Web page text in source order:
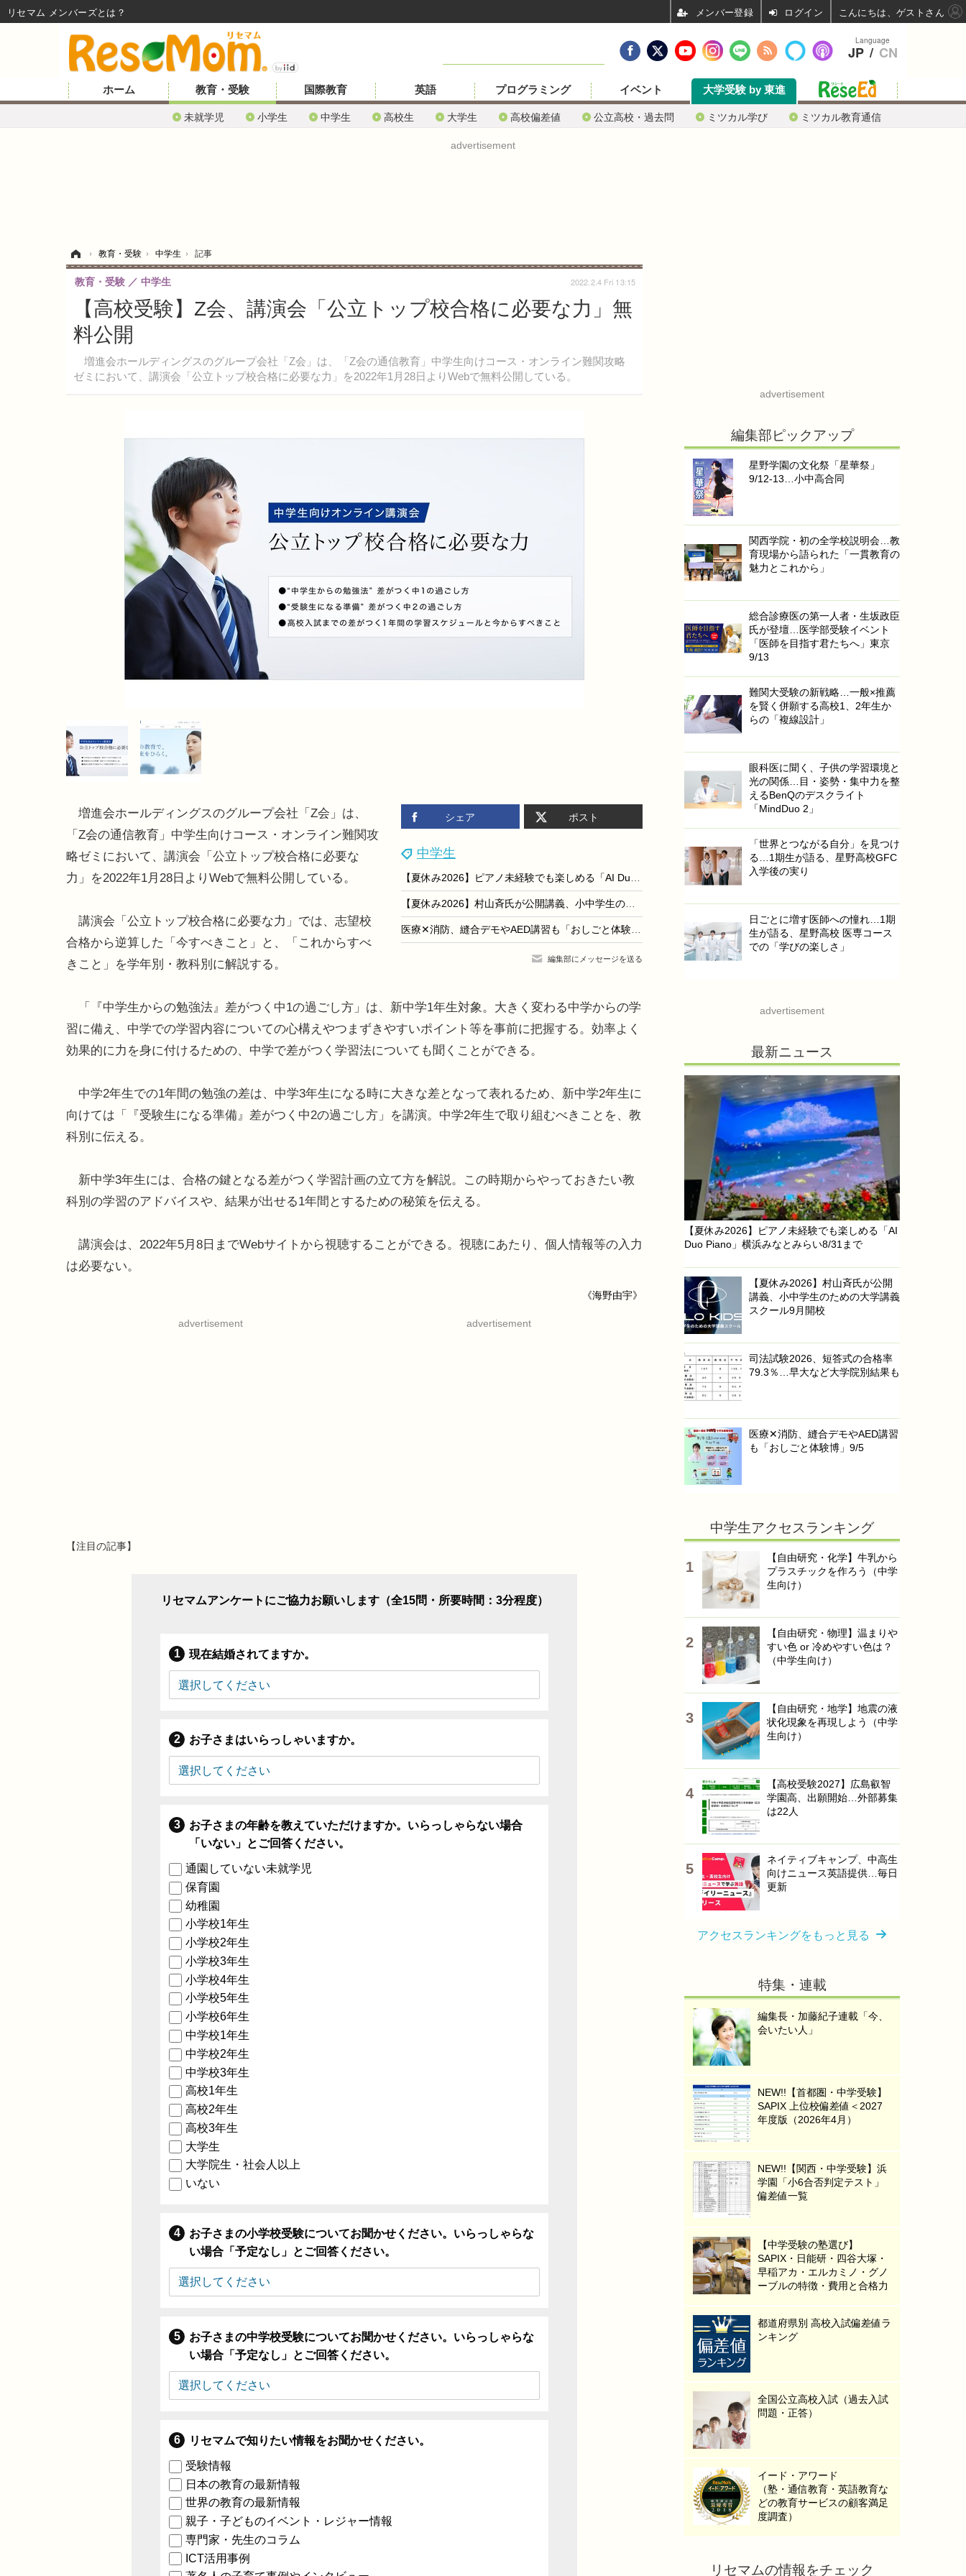
ホーム 教育・受験
未就学児 小学生 中学生 高校生 大学生 高校偏差値 公立高校・過去問 ミツカル学び ミツカル教育通信
国際教育 英語 プログラミング イベント 大学受験 by 東進
advertisement
› 教育・受験 › 中学生 › 記事
【高校受験】Z会、講演会「公立トップ校合格に必要な力」無
料公開
増進会ホールディングスのグループ会社「Z会」は、「Z会の通信教育」中学生向けコース・オンライン難関攻略
ゼミにおいて、講演会「公立トップ校合格に必要な力」を2022年1月28日よりWebで無料公開している。
教育・受験 中学生 2022.2.4 Fri 13:15
シェア ポスト
中学生
【夏休み2026】ピアノ未経験でも楽しめる「AI Duo Piano」横浜みなとみらい8/31まで
【夏休み2026】村山斉氏が公開講義、小中学生のための大学講義スクール9月開校
医療✕消防、縫合デモやAED講習も「おしごと体験博」9/5
編集部にメッセージを送る
増進会ホールディングスのグループ会社「Z会」は、
「Z会の通信教育」中学生向けコース・オンライン難関攻
略ゼミにおいて、講演会「公立トップ校合格に必要な
力」を2022年1月28日よりWebで無料公開している。
講演会「公立トップ校合格に必要な力」では、志望校
合格から逆算した「今すべきこと」と、「これからすべ
きこと」を学年別・教科別に解説する。
「『中学生からの勉強法』差がつく中1の過ごし方」は、新中学1年生対象。大きく変わる中学からの学
習に備え、中学での学習内容についての心構えやつまずきやすいポイント等を事前に把握する。効率よく
効果的に力を身に付けるための、中学で差がつく学習法についても聞くことができる。
中学2年生での1年間の勉強の差は、中学3年生になる時に大きな差となって表れるため、新中学2年生に
向けては「『受験生になる準備』差がつく中2の過ごし方」を講演。中学2年生で取り組むべきことを、教
科別に伝える。
新中学3年生には、合格の鍵となる差がつく学習計画の立て方を解説。この時期からやっておきたい教
科別の学習のアドバイスや、結果が出せる1年間とするための秘策を伝える。
講演会は、2022年5月8日までWebサイトから視聴することができる。視聴にあたり、個人情報等の入力
は必要ない。
《海野由宇》
advertisement advertisement
【注目の記事】
リセマムアンケートにご協力お願いします（全15問・所要時間：3分程度）
現在結婚されてますか。
お子さまはいらっしゃいますか。
お子さまの年齢を教えていただけますか。いらっしゃらない場合
「いない」とご回答ください。
通園していない未就学児
保育園
幼稚園
小学校1年生
小学校2年生
小学校3年生
小学校4年生
小学校5年生
小学校6年生
中学校1年生
中学校2年生
中学校3年生
高校1年生
高校2年生
高校3年生
大学生
大学院生・社会人以上
いない
お子さまの小学校受験についてお聞かせください。いらっしゃらな
い場合「予定なし」とご回答ください。
お子さまの中学校受験についてお聞かせください。いらっしゃらな
い場合「予定なし」とご回答ください。
リセマムで知りたい情報をお聞かせください。
受験情報
日本の教育の最新情報
世界の教育の最新情報
親子・子どものイベント・レジャー情報
専門家・先生のコラム
ICT活用事例
advertisement
編集部ピックアップ
星野学園の文化祭「星華祭」
9/12-13…小中高合同
関西学院・初の全学校説明会…教
育現場から語られた「一貫教育の
魅力とこれから」
総合診療医の第一人者・生坂政臣
氏が登壇…医学部受験イベント
「医師を目指す君たちへ」東京
9/13
難関大受験の新戦略…一般×推薦
を賢く併願する高校1、2年生か
らの「複線設計」
眼科医に聞く、子供の学習環境と
光の関係…目・姿勢・集中力を整
えるBenQのデスクライト
「MindDuo 2」
「世界とつながる自分」を見つけ
る…1期生が語る、星野高校GFC
入学後の実り
日ごとに増す医師への憧れ…1期
生が語る、星野高校 医専コース
での「学びの楽しさ」
advertisement
最新ニュース
【夏休み2026】ピアノ未経験でも楽しめる「AI
Duo Piano」横浜みなとみらい8/31まで
【夏休み2026】村山斉氏が公開
講義、小中学生のための大学講義
スクール9月開校
司法試験2026、短答式の合格率
79.3％…早大など大学院別結果も
医療✕消防、縫合デモやAED講習
も「おしごと体験博」9/5
中学生アクセスランキング
【自由研究・化学】牛乳から
プラスチックを作ろう（中学
生向け）
【自由研究・物理】温まりや
すい色 or 冷めやすい色は？
（中学生向け）
【自由研究・地学】地震の液
状化現象を再現しよう（中学
生向け）
【高校受験2027】広島叡智
学園高、出願開始…外部募集
は22人
ネイティブキャンプ、中高生
向けニュース英語提供…毎日
更新
アクセスランキングをもっと見る
特集・連載
編集長・加藤紀子連載「今、
会いたい人」
NEW!!【首都圏・中学受験】
SAPIX 上位校偏差値＜2027
年度版（2026年4月）
NEW!!【関西・中学受験】浜
学園「小6合否判定テスト」
偏差値一覧
【中学受験の塾選び】
SAPIX・日能研・四谷大塚・
早稲アカ・エルカミノ・グノ
ーブルの特徴・費用と合格力
都道府県別 高校入試偏差値ラ
ンキング
全国公立高校入試（過去入試
問題・正答）
イード・アワード
（塾・通信教育・英語教育な
どの教育サービスの顧客満足
度調査）
リセマムの情報をチェック
Language
JP / CN
リセマム メンバーズ ログイン こんにちは、ゲストさん